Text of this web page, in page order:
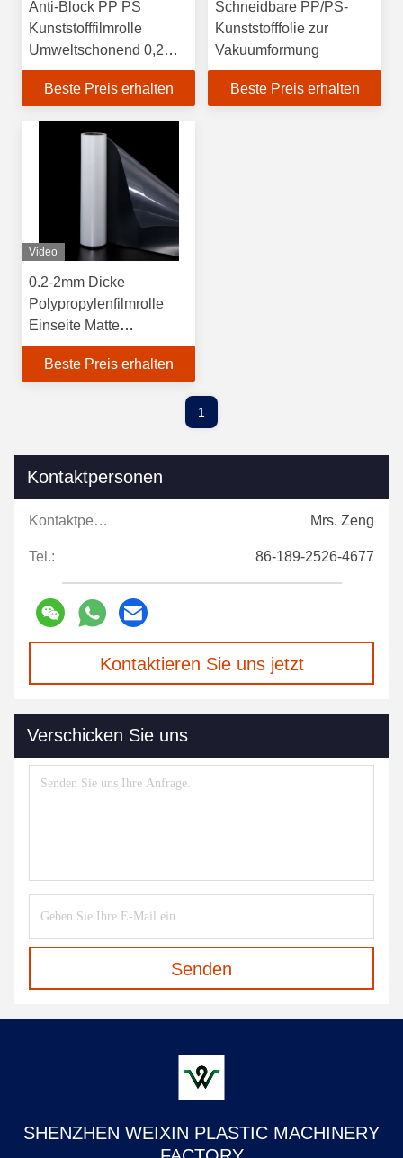
Anti-Block PP PS
Kunststofffilmrolle
Umweltschonend 0,2
mm Für die
Thermoformung
Beste Preis erhalten
Schneidbare PP/PS-
Kunststofffolie zur
Vakuumformung
Beste Preis erhalten
Video
0.2-2mm Dicke
Polypropylenfilmrolle
Einseite Matte
Durchsichtige PP-
Kunststofffilmrolle
Beste Preis erhalten
1
Kontaktpersonen
Kontaktpersonen: Mrs. Zeng
Tel.: 86-189-2526-4677
Kontaktieren Sie uns jetzt
Verschicken Sie uns
Senden
SHENZHEN WEIXIN PLASTIC MACHINERY